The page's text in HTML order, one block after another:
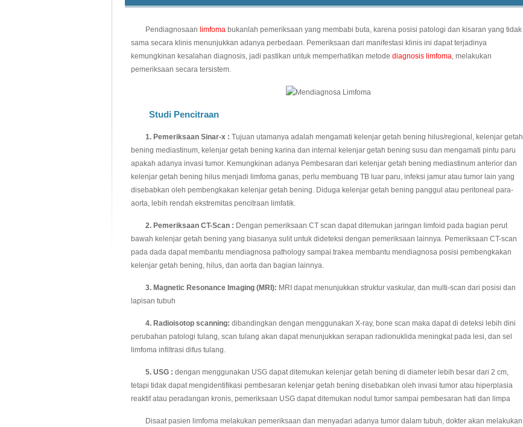
Pendiagnosaan limfoma bukanlah pemeriksaan yang membabi buta, karena posisi patologi dan kisaran yang tidak
sama secara klinis menunjukkan adanya perbedaan. Pemeriksaan dari manifestasi klinis ini dapat terjadinya
kemungkinan kesalahan diagnosis, jadi pastikan untuk memperhatikan metode diagnosis limfoma, melakukan
pemeriksaan secara tersistem.
Studi Pencitraan
1. Pemeriksaan Sinar-x : Tujuan utamanya adalah mengamati kelenjar getah bening hilus/regional, kelenjar getah
bening mediastinum, kelenjar getah bening karina dan internal kelenjar getah bening susu dan mengamati pintu paru
apakah adanya invasi tumor. Kemungkinan adanya Pembesaran dari kelenjar getah bening mediastinum anterior dan
kelenjar getah bening hilus menjadi limfoma ganas, perlu membuang TB luar paru, infeksi jamur atau tumor lain yang
disebabkan oleh pembengkakan kelenjar getah bening. Diduga kelenjar getah bening panggul atau peritoneal para-
aorta, lebih rendah ekstremitas pencitraan limfatik.
2. Pemeriksaan CT-Scan : Dengan pemeriksaan CT scan dapat ditemukan jaringan limfoid pada bagian perut
bawah kelenjar getah bening yang biasanya sulit untuk dideteksi dengan pemeriksaan lainnya. Pemeriksaan CT-scan
pada dada dapat membantu mendiagnosa pathology sampai.trakea membantu mendiagnosa posisi pembengkakan
kelenjar getah bening, hilus, dan aorta dan bagian lainnya.
3. Magnetic Resonance Imaging (MRI): MRI dapat menunjukkan struktur vaskular, dan multi-scan dari posisi dan
lapisan tubuh
4. Radioisotop scanning: dibandingkan dengan menggunakan X-ray, bone scan maka dapat di deteksi lebih dini
perubahan patologi tulang, scan tulang akan dapat menunjukkan serapan radionuklida meningkat pada lesi, dan sel
limfoma infiltrasi difus tulang.
5. USG : dengan menggunakan USG dapat ditemukan kelenjar getah bening di diameter lebih besar dari 2 cm,
tetapi tidak dapat mengidentifikasi pembesaran kelenjar getah bening disebabkan oleh invasi tumor atau hiperplasia
reaktif atau peradangan kronis, pemeriksaan USG dapat ditemukan nodul tumor sampai pembesaran hati dan limpa
Disaat pasien limfoma melakukan pemeriksaan dan menyadari adanya tumor dalam tubuh, dokter akan melakukan